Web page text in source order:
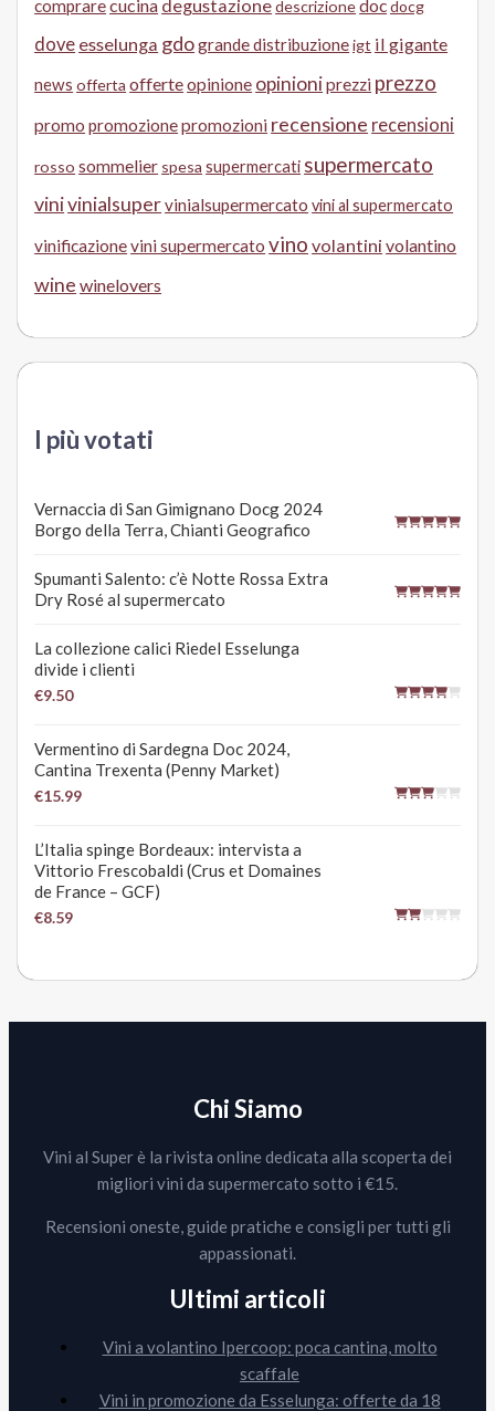
comprarecucina degustazionedescrizionedocdocg
dove esselunga gdogrande distribuzioneigt il gigante
news offerta offerteopinione opinioniprezzi prezzo
promo promozionepromozioni recensione recensioni
rosso sommelier spesa supermercati supermercato
vinivinialsupervinialsupermercato vini al supermercato
vinificazionevini supermercato vino volantini volantino
wine winelovers
I più votati
Vernaccia di San Gimignano Docg 2024
Borgo della Terra, Chianti Geografico
Spumanti Salento: c’è Notte Rossa Extra
Dry Rosé al supermercato
La collezione calici Riedel Esselunga
divide i clienti
€9.50
Vermentino di Sardegna Doc 2024,
Cantina Trexenta (Penny Market)
€15.99
L’Italia spinge Bordeaux: intervista a
Vittorio Frescobaldi (Crus et Domaines
de France – GCF)
€8.59
Chi Siamo
Vini al Super è la rivista online dedicata alla scoperta dei
migliori vini da supermercato sotto i €15.
Recensioni oneste, guide pratiche e consigli per tutti gli
appassionati.
Ultimi articoli
Vini a volantino Ipercoop: poca cantina, molto
scaffale
Vini in promozione da Esselunga: offerte da 18